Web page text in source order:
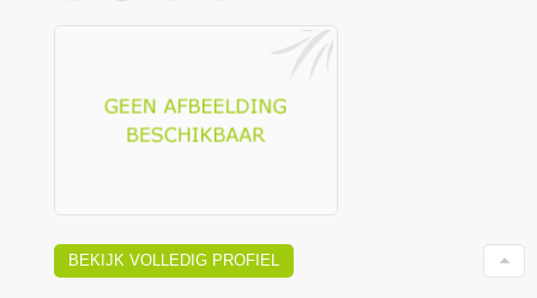
BEKIJK VOLLEDIG PROFIEL